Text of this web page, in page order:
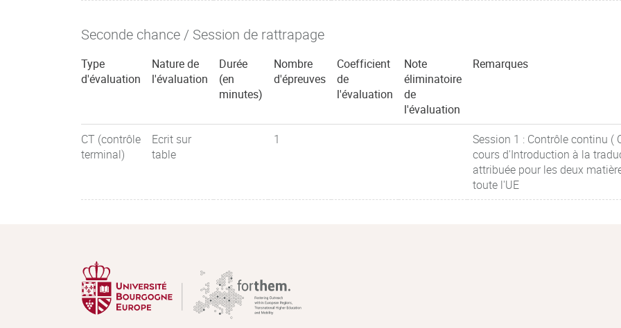
Seconde chance / Session de rattrapage
Type
d'évaluation
Nature de
l'évaluation
Durée
(en
minutes)
Nombre
d'épreuves
Coefficient
de
l'évaluation
Note
éliminatoire
de
l'évaluation
Remarques
CT (contrôle
terminal)
Ecrit sur
table
1
Session 1 : Contrôle continu (
cours d'Introduction à la
attribuée pour les deux
toute l'UE